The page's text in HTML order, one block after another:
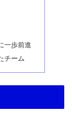
一歩前進
チーム